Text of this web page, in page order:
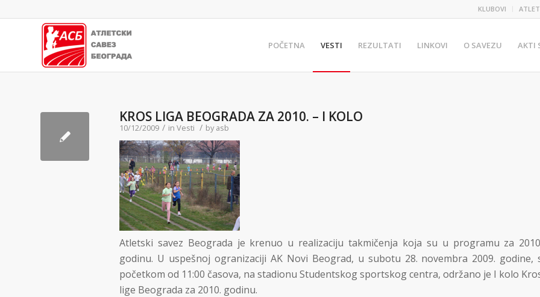
KLUBOVI
POČETNA VESTI REZULTATI LINKOVI O SAVEZU AKTI
KROS LIGA BEOGRADA ZA 2010. – I KOLO
10/12/2009 / in Vesti / byasb
Atletski savez Beograda je krenuo u realizaciju takmičenja koja su u programu za
godinu. U uspešnoj ogranizaciji AK Novi Beograd, u subotu 28. novembra 2009. godine,
početkom od 11:00 časova, na stadionu Studentskog sportskog centra, održano je I kolo
lige Beograda za 2010. godinu.